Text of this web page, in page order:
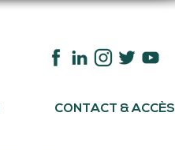
CONTACT & ACCÈS